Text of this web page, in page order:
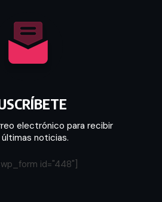
electrónico para recibir
últimas noticias.
id="448"]